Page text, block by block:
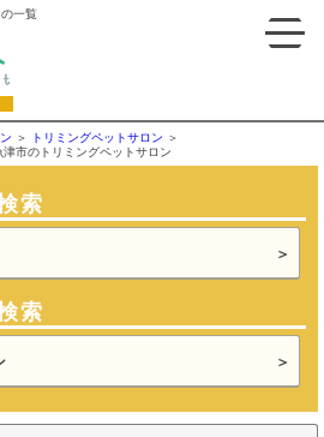
一覧
トリミングペットサロン
津市のトリミングペットサロン
索
索